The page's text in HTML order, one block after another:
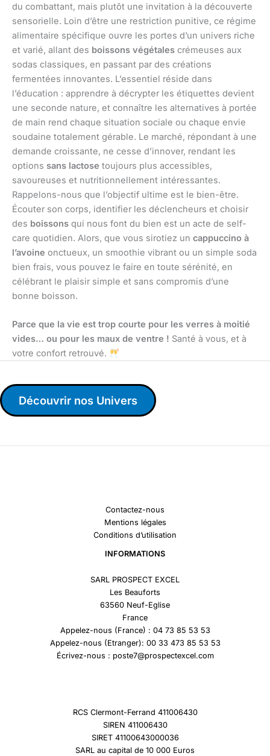
du combattant, mais plutôt une invitation à la découverte
sensorielle. Loin d’être une restriction punitive, ce régime
alimentaire spécifique ouvre les portes d’un univers riche
et varié, allant des boissons végétales crémeuses aux
sodas classiques, en passant par des créations
fermentées innovantes. L’essentiel réside dans
l’éducation : apprendre à décrypter les étiquettes devient
une seconde nature, et connaître les alternatives à portée
de main rend chaque situation sociale ou chaque envie
soudaine totalement gérable. Le marché, répondant à une
demande croissante, ne cesse d’innover, rendant les
options sans lactose toujours plus accessibles,
savoureuses et nutritionnellement intéressantes.
Rappelons-nous que l’objectif ultime est le bien-être.
Écouter son corps, identifier les déclencheurs et choisir
des boissons qui nous font du bien est un acte de self-
care quotidien. Alors, que vous sirotiez un cappuccino à
l’avoine onctueux, un smoothie vibrant ou un simple soda
bien frais, vous pouvez le faire en toute sérénité, en
célébrant le plaisir simple et sans compromis d’une
bonne boisson.
Parce que la vie est trop courte pour les verres à moitié
vides… ou pour les maux de ventre ! Santé à vous, et à
votre confort retrouvé.
Découvrir nos Univers
Contactez-nous
Mentions légales
Conditions d’utilisation
INFORMATIONS
SARL PROSPECT EXCEL
Les Beauforts
63560 Neuf-Eglise
France
Appelez-nous (France) : 04 73 85 53 53
Appelez-nous (Etranger): 00 33 473 85 53 53
Écrivez-nous : poste7@prospectexcel.com
RCS Clermont-Ferrand 411006430
SIREN 411006430
SIRET 41100643000036
SARL au capital de 10 000 Euros